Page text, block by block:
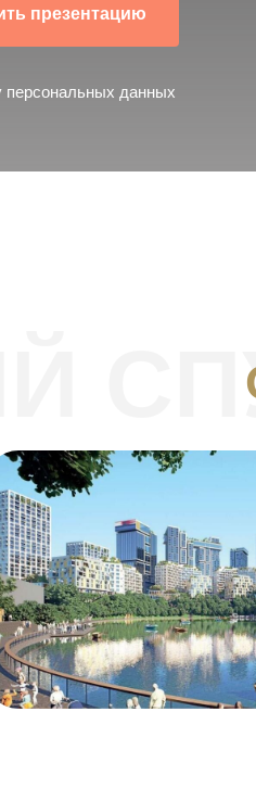
презентацию
персональных данных